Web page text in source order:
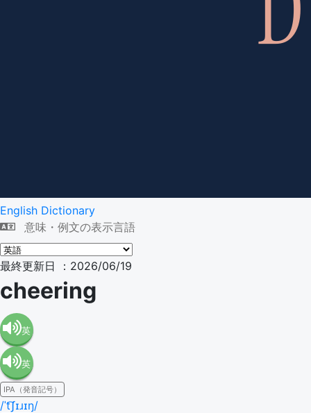
English Dictionary
意味・例文の表示言語
最終更新日 ：2026/06/19
cheering
英
語（米
国）
英
語（イ
IPA（発音記号）
/ˈt͡ʃɪɹɪŋ/